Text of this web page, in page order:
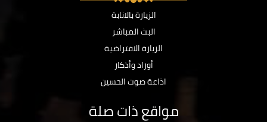
الزيارة بالانابة
البث المباشر
الزيارة الافتراضية
أوراد وأذكار
اذاعة صوت الحسين
مواقع ذات صلة